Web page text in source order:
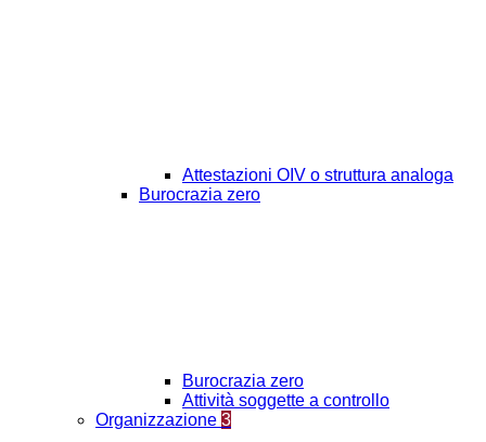
Attestazioni OIV o struttura analoga
Burocrazia zero
Burocrazia zero
Attività soggette a controllo
Organizzazione 3